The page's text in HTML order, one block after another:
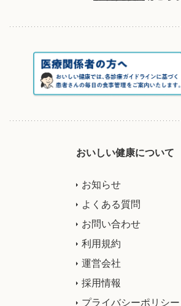
おいしい健康について
お知らせ
よくある質問
お問い合わせ
利用規約
運営会社
採用情報
プライバシーポリシー